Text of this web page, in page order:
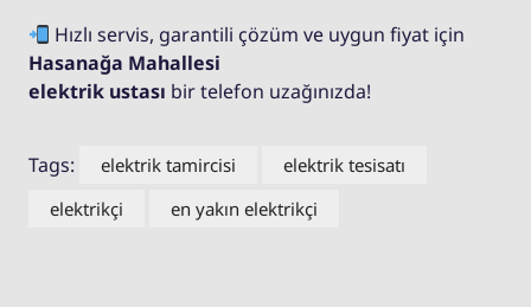
Hızlı servis, garantili çözüm ve uygun fiyat için
Hasanağa Mahallesi
elektrik ustası bir telefon uzağınızda!
Tags: elektrik tamircisi
elektrik tesisatı
elektrikçi
en yakın elektrikçi